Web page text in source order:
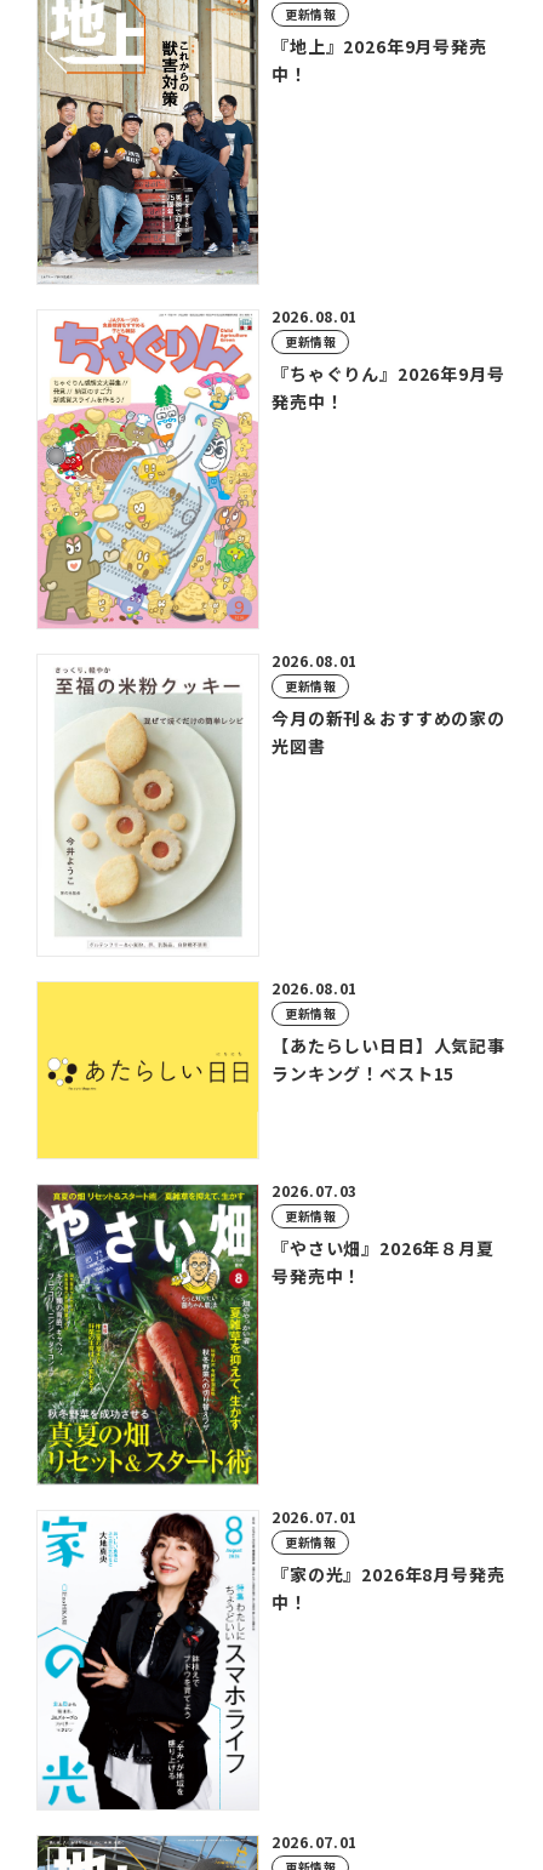
更新情報
『地上』2026年9月号発売
中！
2026.08.01
更新情報
『ちゃぐりん』2026年9月号
発売中！
2026.08.01
更新情報
今月の新刊＆おすすめの家の
光図書
2026.08.01
更新情報
【あたらしい日日】人気記事
ランキング！ベスト15
2026.07.03
更新情報
『やさい畑』2026年８月夏
号発売中！
2026.07.01
更新情報
『家の光』2026年8月号発売
中！
2026.07.01